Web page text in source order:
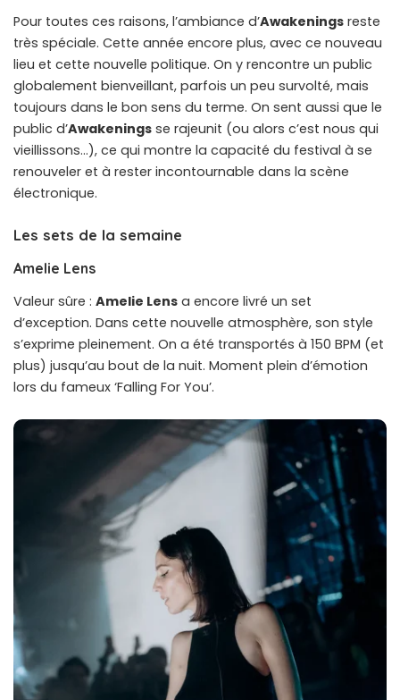
Pour toutes ces raisons, l’ambiance d’Awakenings reste
très spéciale. Cette année encore plus, avec ce nouveau
lieu et cette nouvelle politique. On y rencontre un public
globalement bienveillant, parfois un peu survolté, mais
toujours dans le bon sens du terme. On sent aussi que le
public d’Awakenings se rajeunit (ou alors c’est nous qui
vieillissons…), ce qui montre la capacité du festival à se
renouveler et à rester incontournable dans la scène
électronique.
Les sets de la semaine
Amelie Lens
Valeur sûre : Amelie Lens a encore livré un set
d’exception. Dans cette nouvelle atmosphère, son style
s’exprime pleinement. On a été transportés à 150 BPM (et
plus) jusqu’au bout de la nuit. Moment plein d’émotion
lors du fameux ‘Falling For You’.